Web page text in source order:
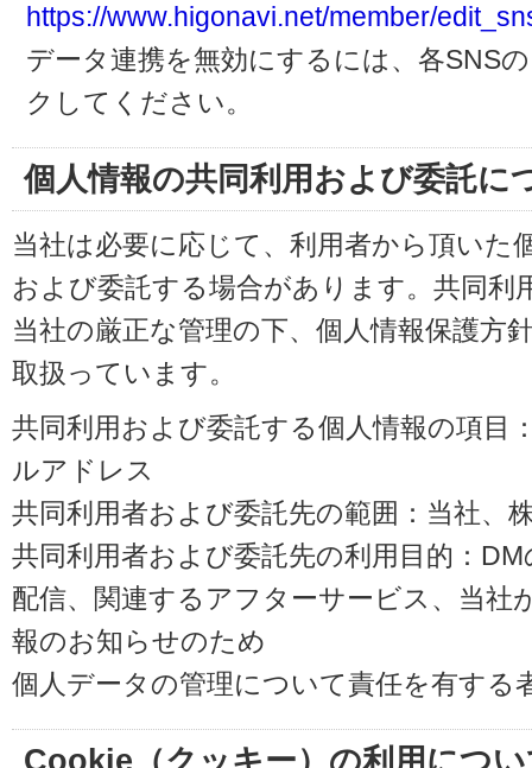
https://www.higonavi.net/member/
データ連携を無効にするには、各SNS
クしてください。
個人情報の共同利用および委託に
当社は必要に応じて、利用者から頂いた
および委託する場合があります。共同利
当社の厳正な管理の下、個人情報保護方
取扱っています。
共同利用および委託する個人情報の項目
ルアドレス
共同利用者および委託先の範囲：当社、
共同利用者および委託先の利用目的：
配信、関連するアフターサービス、当社
報のお知らせのため
個人データの管理について責任を有する
Cookie（クッキー）の利用につ